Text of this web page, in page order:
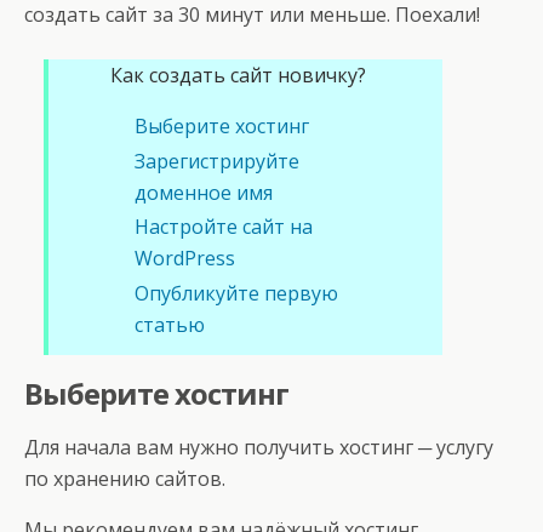
создать сайт за 30 минут или меньше. Поехали!
Как создать сайт новичку?
Выберите хостинг
Зарегистрируйте
доменное имя
Настройте сайт на
WordPress
Опубликуйте первую
статью
Выберите хостинг
Для начала вам нужно получить хостинг ─ услугу
по хранению сайтов.